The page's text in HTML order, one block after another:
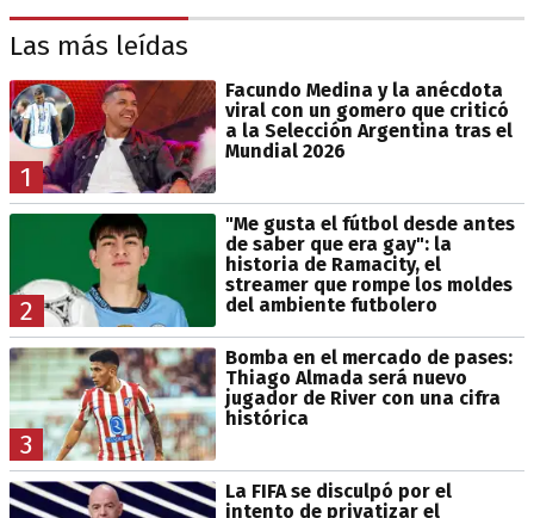
Las más leídas
1
Facundo Medina y la anécdota
viral con un gomero que criticó
a la Selección Argentina tras el
Mundial 2026
2
"Me gusta el fútbol desde antes
de saber que era gay": la
historia de Ramacity, el
streamer que rompe los moldes
del ambiente futbolero
3
Bomba en el mercado de pases:
Thiago Almada será nuevo
jugador de River con una cifra
histórica
La FIFA se disculpó por el
intento de privatizar el